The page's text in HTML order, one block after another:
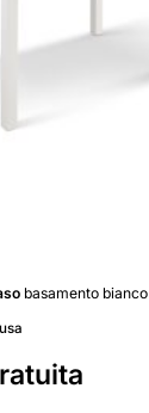
basamento bianco